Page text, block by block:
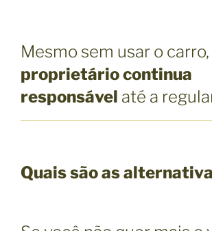
Mesmo sem usar o carro,
proprietário continua
responsável até a
Quais são as